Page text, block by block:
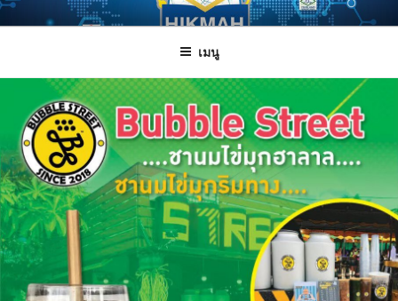
ข้าม
บทความ
HIKMAH
Halal Innovation Knowledge and Management Alert House
เมนู